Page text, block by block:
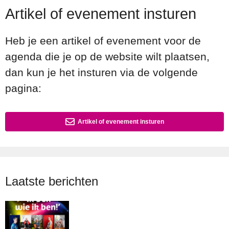
Artikel of evenement insturen
Heb je een artikel of evenement voor de
agenda die je op de website wilt plaatsen,
dan kun je het insturen via de volgende
pagina:
Artikel of evenement insturen
Laatste berichten